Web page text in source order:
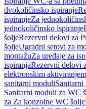
dvokoličinsko ispiranje
ispiranjeZa
jednokoličinsko ispiranje
šoljeRezervni delovi za
šoljeUgradni setovi za
montažuZa uređaje za
ispiranjaRezervni delovi
elektronskim
sanitarni moduli
Sanitarni moduli za WC
za Za konzolne WC šolje